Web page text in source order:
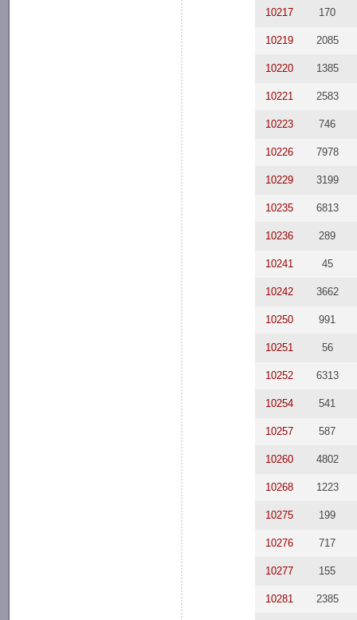
10217 170
10219 2085
10220 1385
10221 2583
10223 746
10226 7978
10229 3199
10235 6813
10236 289
10241 45
10242 3662
10250 991
10251 56
10252 6313
10254 541
10257 587
10260 4802
10268 1223
10275 199
10276 717
10277 155
10281 2385